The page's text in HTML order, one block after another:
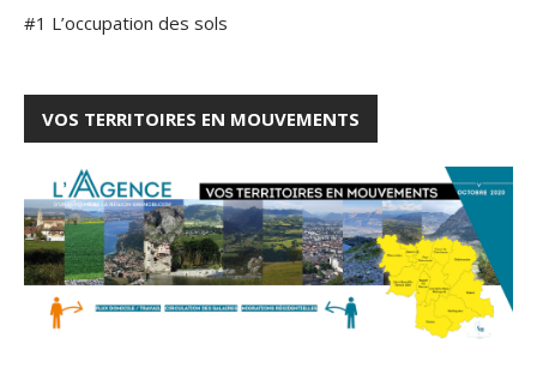
#1 L’occupation des sols
VOS TERRITOIRES EN MOUVEMENTS